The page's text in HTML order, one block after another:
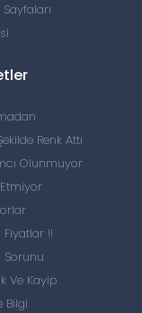
Renk Attı
Olunmuyor
Fiyatlar !!
Sorunu
Ve Kayip
Bilgi